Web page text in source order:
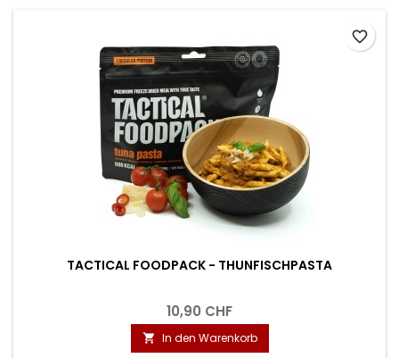
TACTICAL FOODPACK - THUNFISCHPASTA
10,90 CHF
 In den Warenkorb
favorite_border